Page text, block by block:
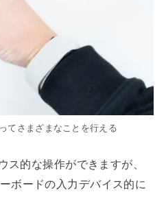
てさまざまなことを行える
ス的な操作ができますが、
ボードの入力デバイス的に